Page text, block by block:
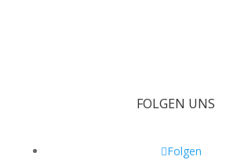
FOLGEN UNS
Folgen